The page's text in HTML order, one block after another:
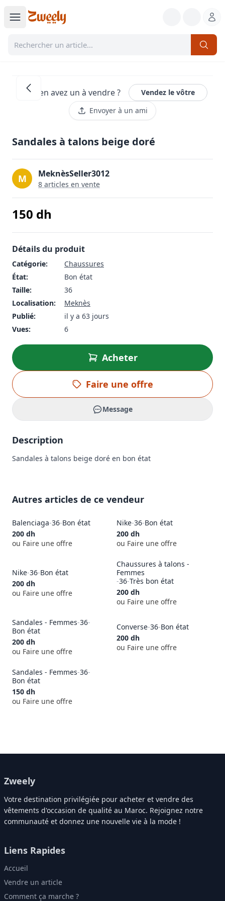
Vous en avez un à vendre ?
Vendez le vôtre
Envoyer à un ami
Sandales à talons beige doré
M MeknèsSeller3012
8 articles en vente
150 dh
Détails du produit
Catégorie:
Chaussures
État:
Bon état
Taille:
36
Localisation:
Meknès
Publié:
il y a 63 jours
Vues:
6
Acheter
Faire une offre
Message
Description
Sandales à talons beige doré en bon état
Autres articles de ce vendeur
Balenciaga-36-Bon état
200 dh
ou Faire une offre
Nike-36-Bon état
200 dh
ou Faire une offre
Nike-36-Bon état
200 dh
ou Faire une offre
Chaussures à talons -
Femmes
-36-Très bon état
200 dh
ou Faire une offre
Sandales - Femmes-36-
Bon état
200 dh
ou Faire une offre
Converse-36-Bon état
200 dh
ou Faire une offre
Sandales - Femmes-36-
Bon état
150 dh
ou Faire une offre
Zweely
Votre destination privilégiée pour acheter et vendre des
vêtements d'occasion de qualité au Maroc. Rejoignez notre
communauté et donnez une nouvelle vie à la mode !
Liens Rapides
Accueil
Vendre un article
Comment ça marche ?